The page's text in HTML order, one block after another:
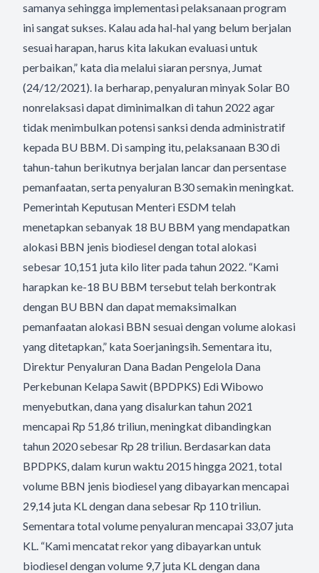
samanya sehingga implementasi pelaksanaan program
ini sangat sukses. Kalau ada hal-hal yang belum berjalan
sesuai harapan, harus kita lakukan evaluasi untuk
perbaikan,” kata dia melalui siaran persnya, Jumat
(24/12/2021). Ia berharap, penyaluran minyak Solar B0
nonrelaksasi dapat diminimalkan di tahun 2022 agar
tidak menimbulkan potensi sanksi denda administratif
kepada BU BBM. Di samping itu, pelaksanaan B30 di
tahun-tahun berikutnya berjalan lancar dan persentase
pemanfaatan, serta penyaluran B30 semakin meningkat.
Pemerintah Keputusan Menteri ESDM telah
menetapkan sebanyak 18 BU BBM yang mendapatkan
alokasi BBN jenis biodiesel dengan total alokasi
sebesar 10,151 juta kilo liter pada tahun 2022. “Kami
harapkan ke-18 BU BBM tersebut telah berkontrak
dengan BU BBN dan dapat memaksimalkan
pemanfaatan alokasi BBN sesuai dengan volume alokasi
yang ditetapkan,” kata Soerjaningsih. Sementara itu,
Direktur Penyaluran Dana Badan Pengelola Dana
Perkebunan Kelapa Sawit (BPDPKS) Edi Wibowo
menyebutkan, dana yang disalurkan tahun 2021
mencapai Rp 51,86 triliun, meningkat dibandingkan
tahun 2020 sebesar Rp 28 triliun. Berdasarkan data
BPDPKS, dalam kurun waktu 2015 hingga 2021, total
volume BBN jenis biodiesel yang dibayarkan mencapai
29,14 juta KL dengan dana sebesar Rp 110 triliun.
Sementara total volume penyaluran mencapai 33,07 juta
KL. “Kami mencatat rekor yang dibayarkan untuk
biodiesel dengan volume 9,7 juta KL dengan dana